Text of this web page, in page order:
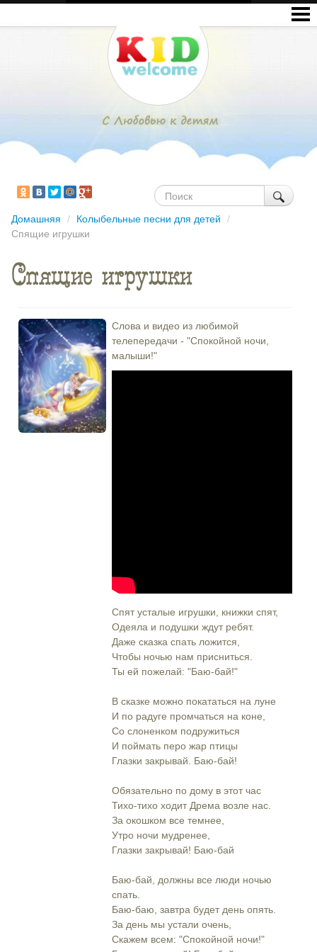
Домашняя / Колыбельные песни для детей
/
Спящие игрушки
Спящие игрушки
Слова и видео из любимой
телепередачи - "Спокойной ночи,
малыши!"
Спят усталые игрушки, книжки спят,
Одеяла и подушки ждут ребят.
Даже сказка спать ложится,
Чтобы ночью нам присниться.
Ты ей пожелай: "Баю-бай!"
В сказке можно покататься на луне
И по радуге промчаться на коне,
Со слоненком подружиться
И поймать перо жар птицы
Глазки закрывай. Баю-бай!
Обязательно по дому в этот час
Тихо-тихо ходит Дрема возле нас.
За окошком все темнее,
Утро ночи мудренее,
Глазки закрывай! Баю-бай
Баю-бай, должны все люди ночью
спать.
Баю-баю, завтра будет день опять.
За день мы устали очень,
Скажем всем: "Спокойной ночи!"